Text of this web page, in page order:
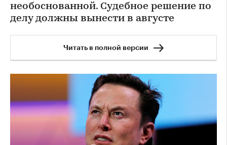
необоснованной. Судебное решение по
делу должны вынести в августе
Читать в полной версии